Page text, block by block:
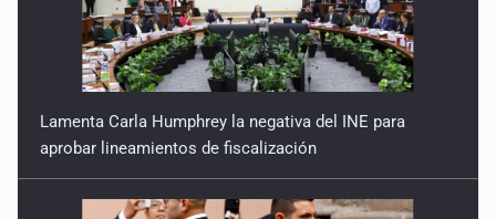
Lamenta Carla Humphrey la negativa del INE para
aprobar lineamientos de fiscalización